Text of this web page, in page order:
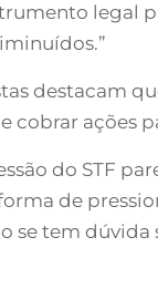
legal
destacam
cobrar ações
do STF
de
se tem